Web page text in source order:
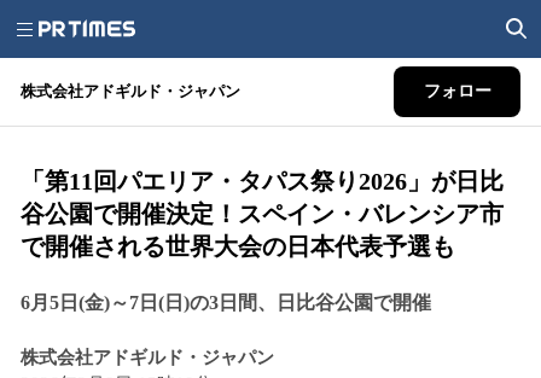
株式会社アドギルド・ジャパン フォロー
「第11回パエリア・タパス祭り2026」が日比
谷公園で開催決定！スペイン・バレンシア市
で開催される世界大会の日本代表予選も
6月5日(金)～7日(日)の3日間、日比谷公園で開催
株式会社アドギルド・ジャパン